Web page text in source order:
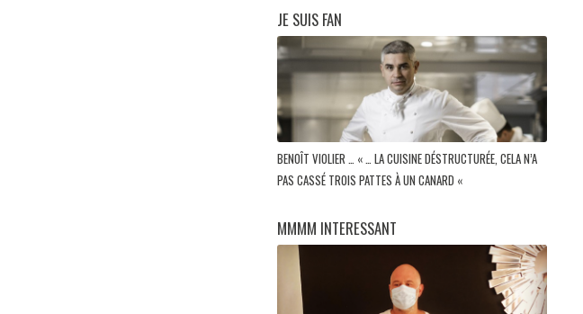
JE SUIS FAN
BENOÎT VIOLIER … « … LA CUISINE DÉSTRUCTURÉE, CELA N’A
PAS CASSÉ TROIS PATTES À UN CANARD «
MMMM INTERESSANT